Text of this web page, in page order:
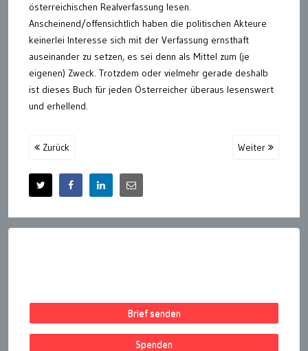
österreichischen Realverfassung lesen.
Anscheinend/offensichtlich haben die politischen Akteure
keinerlei Interesse sich mit der Verfassung ernsthaft
auseinander zu setzen, es sei denn als Mittel zum (je
eigenen) Zweck. Trotzdem oder vielmehr gerade deshalb
ist dieses Buch für jeden Österreicher überaus lesenswert
und erhellend.
Zurück Weiter
Brief senden
Spenden